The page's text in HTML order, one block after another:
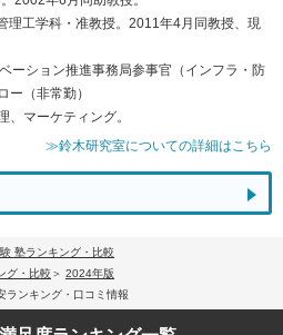
理工学科・准教授。2011年4月同教授、現
ーション推進事務局参事官（インフラ・防
ー（非常勤）
、マーケティング。
≫鈴木研究室についての詳細はこちら
塾ランキング・比較
グ・比較
2024年版
ランキング・口コミ情報